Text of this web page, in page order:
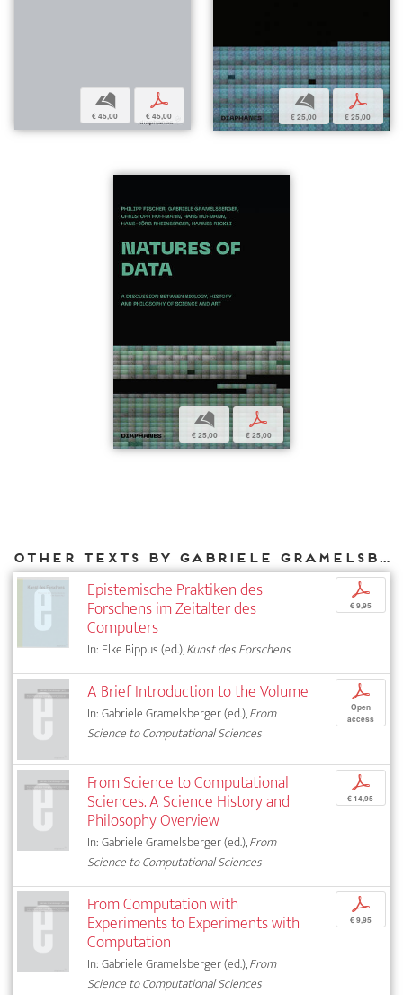
b
€ 45,00
p
€ 45,00
b
€ 25,00
p
€ 25,00
b
€ 25,00
p
€ 25,00
Other texts by Gabriele Gramelsberger for DIAPHANES
Epistemische Praktiken des
Forschens im Zeitalter des
Computers
In: Elke Bippus (ed.),Kunst des Forschens
p
€ 9,95
A Brief Introduction to the Volume
In: Gabriele Gramelsberger (ed.),From
Science to Computational Sciences
p
Open
access
From Science to Computational
Sciences. A Science History and
Philosophy Overview
In: Gabriele Gramelsberger (ed.),From
Science to Computational Sciences
p
€ 14,95
From Computation with
Experiments to Experiments with
Computation
In: Gabriele Gramelsberger (ed.),From
Science to Computational Sciences
p
€ 9,95